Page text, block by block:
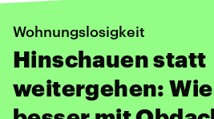
Wohnungslosigkeit
Hinschauen statt
weitergehen: